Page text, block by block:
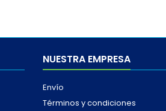
NUESTRA EMPRESA
Envío
Términos y condiciones